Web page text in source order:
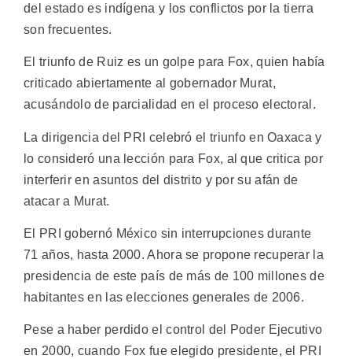
del estado es indígena y los conflictos por la tierra
son frecuentes.
El triunfo de Ruiz es un golpe para Fox, quien había
criticado abiertamente al gobernador Murat,
acusándolo de parcialidad en el proceso electoral.
La dirigencia del PRI celebró el triunfo en Oaxaca y
lo consideró una lección para Fox, al que critica por
interferir en asuntos del distrito y por su afán de
atacar a Murat.
El PRI gobernó México sin interrupciones durante
71 años, hasta 2000. Ahora se propone recuperar la
presidencia de este país de más de 100 millones de
habitantes en las elecciones generales de 2006.
Pese a haber perdido el control del Poder Ejecutivo
en 2000, cuando Fox fue elegido presidente, el PRI